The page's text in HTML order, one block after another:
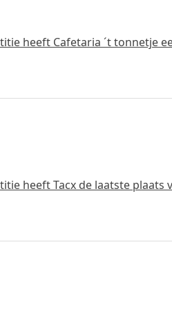
heeft Cafetaria ´t tonnetje
heeft Tacx de laatste